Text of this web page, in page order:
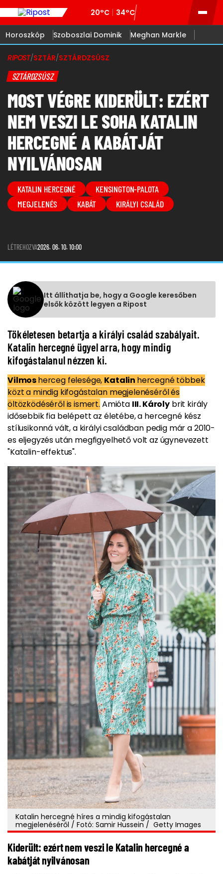
20°C 34°C
Horoszkóp Szoboszlai Dominik Meghan Markle
RIPOST/SZTÁR/SZTÁRDZSÚSZ
SZTÁRDZSÚSZ
MOST VÉGRE KIDERÜLT: EZÉRT
NEM VESZI LE SOHA KATALIN
HERCEGNÉ A KABÁTJÁT
NYILVÁNOSAN
KATALIN HERCEGNÉ
KENSINGTON-PALOTA
MEGJELENÉS
KABÁT KIRÁLYI CSALÁD
LÉTREHOZVA2026. 06. 10. 10:00
Itt állíthatja be, hogy a Google keresőben
elsők között legyen a Ripost
Tökéletesen betartja a királyi család szabályait.
Katalin hercegné ügyel arra, hogy mindig
kifogástalanul nézzen ki.
Vilmosherceg felesége, Katalin hercegné többek
közt a mindig kifogástalan megjelenéséről és
öltözködéséről is ismert. Amióta III. Károlybrit király
idősebbik fia belépett az életébe, a hercegné kész
stílusikonná vált, a királyi családban pedig már a 2010-
es eljegyzés után megfigyelhető volt az úgynevezett
"Katalin-effektus".
Katalin hercegné híres a mindig kifogástalan
megjelenéséről / Fotó: Samir Hussein / Getty Images
Kiderült: ezért nem veszi le Katalin hercegné a
kabátját nyilvánosan